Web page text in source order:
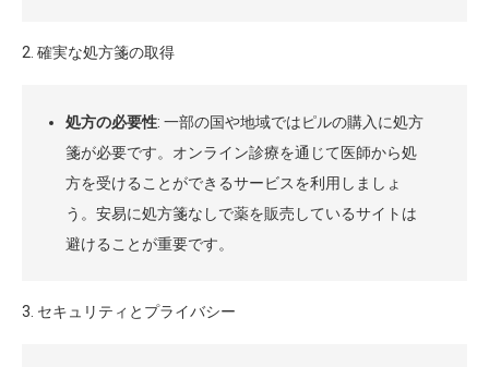
2. 確実な処方箋の取得
処方の必要性: 一部の国や地域ではピルの購入に処方
箋が必要です。オンライン診療を通じて医師から処
方を受けることができるサービスを利用しましょ
う。安易に処方箋なしで薬を販売しているサイトは
避けることが重要です。
3. セキュリティとプライバシー